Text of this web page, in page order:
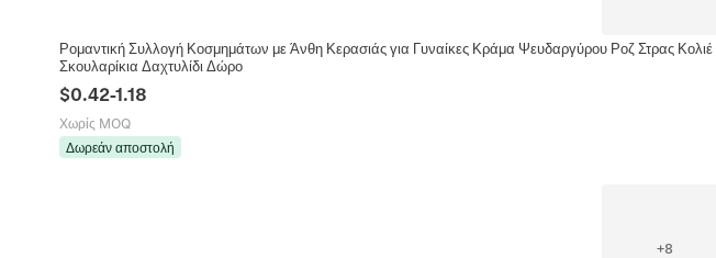
Ρομαντική Συλλογή Κοσμημάτων με Άνθη Κερασιάς για Γυναίκες Κράμα Ψευδαργύρου Ροζ Στρας Κολιέ
Σκουλαρίκια Δαχτυλίδι Δώρο
$0.42-1.18
Χωρίς MOQ
Δωρεάν αποστολή
+8